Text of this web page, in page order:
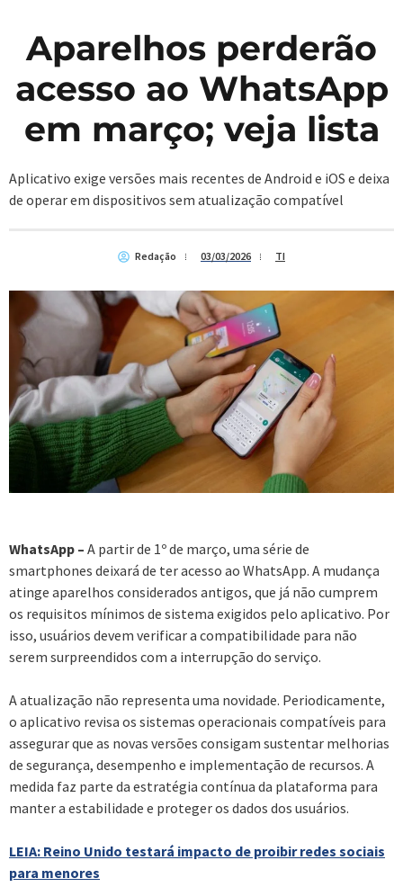
Aparelhos perderão
acesso ao WhatsApp
em março; veja lista
Aplicativo exige versões mais recentes de Android e iOS e deixa
de operar em dispositivos sem atualização compatível
Redação 03/03/2026 TI
WhatsApp – A partir de 1º de março, uma série de
smartphones deixará de ter acesso ao WhatsApp. A mudança
atinge aparelhos considerados antigos, que já não cumprem
os requisitos mínimos de sistema exigidos pelo aplicativo. Por
isso, usuários devem verificar a compatibilidade para não
serem surpreendidos com a interrupção do serviço.
A atualização não representa uma novidade. Periodicamente,
o aplicativo revisa os sistemas operacionais compatíveis para
assegurar que as novas versões consigam sustentar melhorias
de segurança, desempenho e implementação de recursos. A
medida faz parte da estratégia contínua da plataforma para
manter a estabilidade e proteger os dados dos usuários.
LEIA: Reino Unido testará impacto de proibir redes sociais
para menores